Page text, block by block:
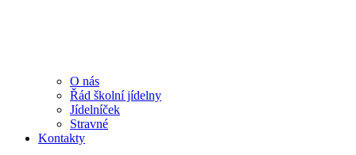
O nás
Řád školní jídelny
Jídelníček
Stravné
Kontakty